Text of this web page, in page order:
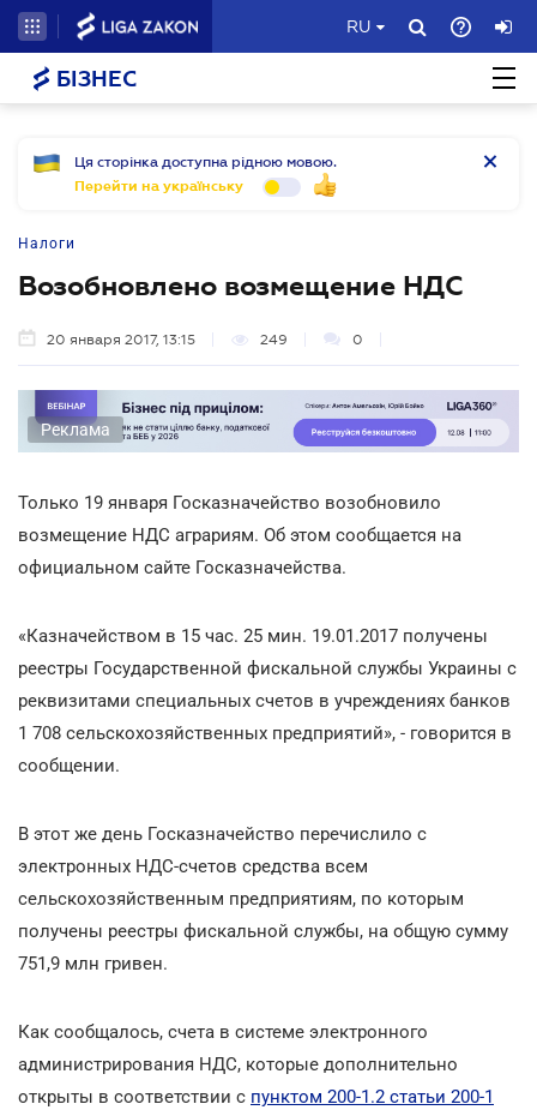
RU
БІЗНЕС
Ця сторінка доступна рідною мовою.
Перейти на українську
Налоги
Возобновлено возмещение НДС
20 января 2017, 13:15 249 0
Реклама
Только 19 января Госказначейство возобновило
возмещение НДС аграриям. Об этом сообщается на
официальном сайте Госказначейства.
«Казначейством в 15 час. 25 мин. 19.01.2017 получены
реестры Государственной фискальной службы Украины с
реквизитами специальных счетов в учреждениях банков
1 708 сельскохозяйственных предприятий», - говорится в
сообщении.
В этот же день Госказначейство перечислило с
электронных НДС-счетов средства всем
сельскохозяйственным предприятиям, по которым
получены реестры фискальной службы, на общую сумму
751,9 млн гривен.
Как сообщалось, счета в системе электронного
администрирования НДС, которые дополнительно
открыты в соответствии с пунктом 200-1.2 статьи 200-1